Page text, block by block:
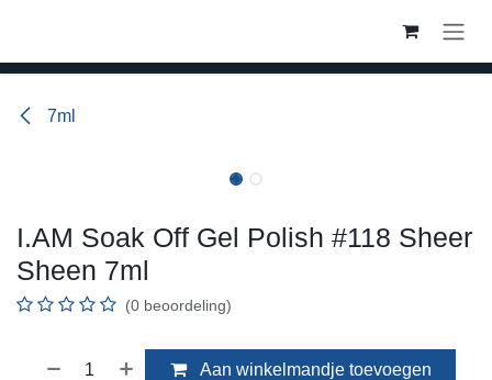
7ml
I.AM Soak Off Gel Polish #118 Sheer
Sheen 7ml
(0 beoordeling)
Aan winkelmandje toevoegen